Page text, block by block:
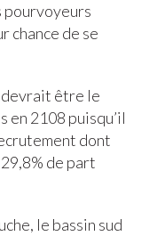
chance de se
être le
en 2108 puisqu’il
dont
de part
le bassin sud